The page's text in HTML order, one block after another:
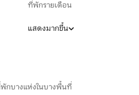
ที่พักรายเดือน
แสดงมากขึ้น
กบางแห่งในบางพื้นที่